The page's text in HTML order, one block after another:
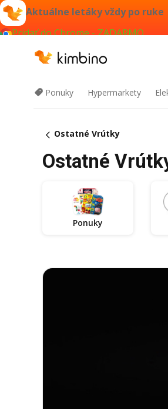
Aktuálne letáky vždy po ruke
Pridať do Chrome - ZADARMO
Ponuky Hypermarkety
Ostatné Vrútky
Ostatné
Ponuky